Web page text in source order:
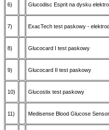
6) Glucodisc Esprit na dysku
7) ExacTech test paskowy -
8) Glucocard I test paskowy
9) Glucocard II test paskowy
10) Glucostix test paskowy
11) Medisense Blood Glucose